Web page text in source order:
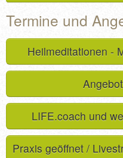
Termine und
Heilmeditationen -
LIFE.coach und
Praxis geöffnet /